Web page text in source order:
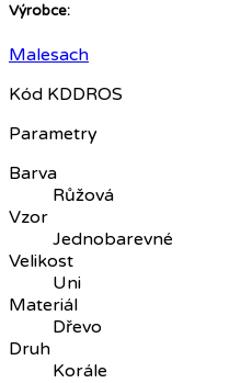
Výrobce:
Malesach
Kód KDDROS
Parametry
Barva
Růžová
Vzor
Jednobarevné
Velikost
Uni
Materiál
Dřevo
Druh
Korále